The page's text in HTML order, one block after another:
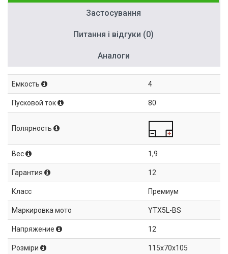
Застосування
Питання і відгуки (0)
Аналоги
Емкость 4
Пусковой ток 80
Полярность
Вес 1,9
Гарантия 12
Класс Премиум
Маркировка мото YTX5L-BS
Напряжение 12
Розміри 115x70x105